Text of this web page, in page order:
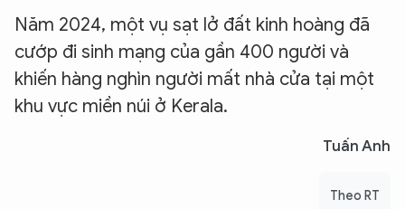
Năm 2024, một vụ sạt lở đất kinh hoàng đã
cướp đi sinh mạng của gần 400 người và
khiến hàng nghìn người mất nhà cửa tại một
khu vực miền núi ở Kerala.
Tuấn Anh
Theo RT